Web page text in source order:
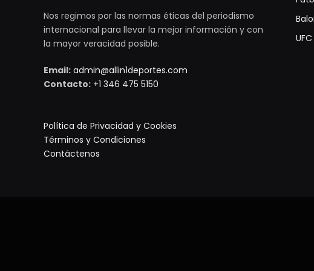
Nos regimos por las normas éticas del periodismo
internacional para llevar la mejor información y con
la mayor veracidad posible.
Email: admin@allin1deportes.com
Contacto: +1 346 475 5150
Política de Privacidad y Cookies
Términos y Condiciones
Contáctenos
UFC